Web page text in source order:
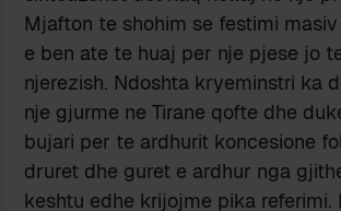
Mjafton te shohim se festimi
e ben ate te huaj per nje pjese jo
njerezish. Ndoshta kryeminstri ka
nje gjurme ne Tirane qofte dhe
bujari per te ardhurit koncesione
druret dhe guret e ardhur nga
keshtu edhe krijojme pika referimi.